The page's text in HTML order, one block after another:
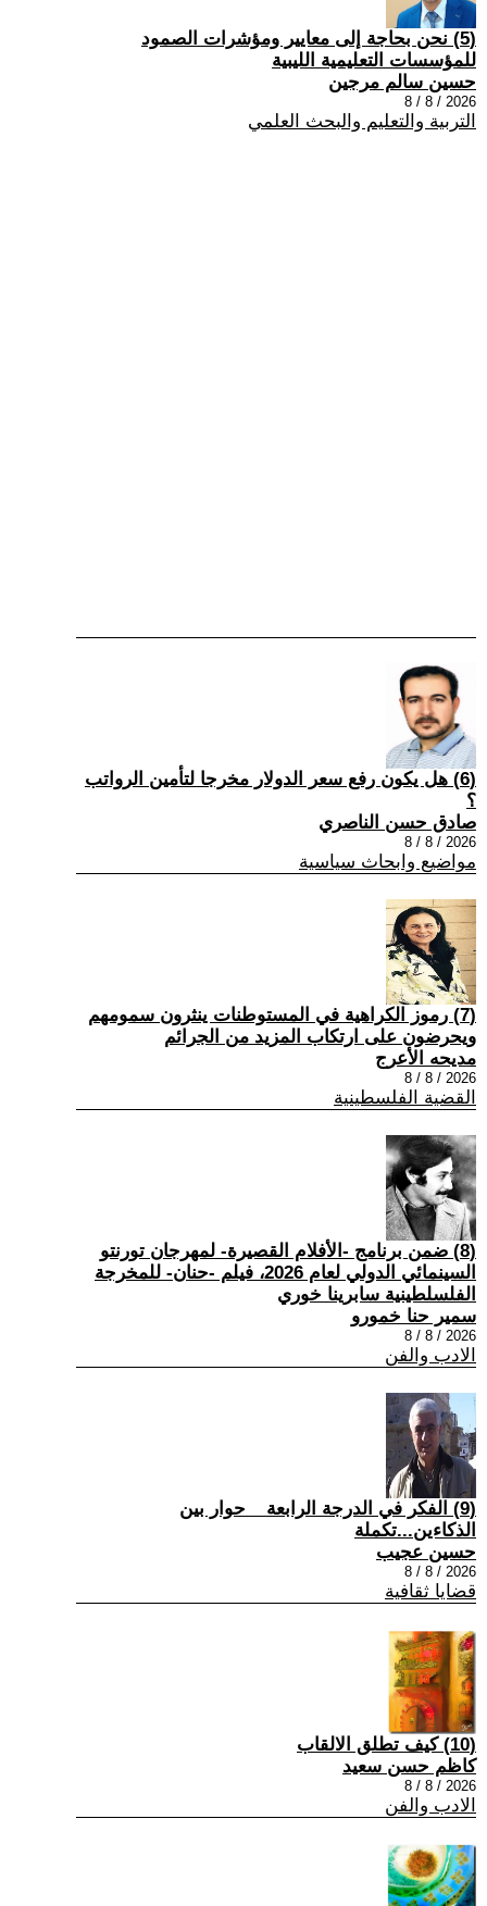
(5) نحن بحاجة إلى معايير ومؤشرات الصمود
للمؤسسات التعليمية الليبية
حسين سالم مرجين
2026 / 8 / 8
التربية والتعليم والبحث العلمي
(6) هل يكون رفع سعر الدولار مخرجا لتأمين الرواتب
؟
صادق حسن الناصري
2026 / 8 / 8
مواضيع وابحاث سياسية
(7) رموز الكراهية في المستوطنات ينثرون سمومهم
ويحرضون على ارتكاب المزيد من الجرائم
مديحه الأعرج
2026 / 8 / 8
القضية الفلسطينية
(8) ضمن برنامج -الأفلام القصيرة- لمهرجان تورنتو
السينمائي الدولي لعام 2026، فيلم -حنان- للمخرجة
الفلسلطينية سابرينا خوري
سمير حنا خمورو
2026 / 8 / 8
الادب والفن
(9) الفكر في الدرجة الرابعة _ حوار بين
الذكاءين...تكملة
حسين عجيب
2026 / 8 / 8
قضايا ثقافية
(10) كيف تطلق الالقاب
كاظم حسن سعيد
2026 / 8 / 8
الادب والفن